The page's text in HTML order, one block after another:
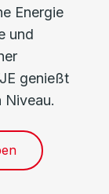
Energie
und
genießt
Niveau.